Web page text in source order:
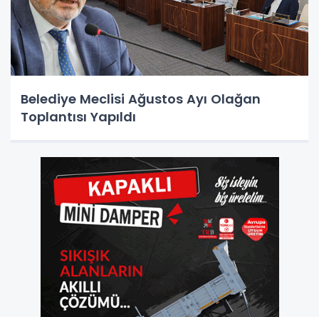
Belediye Meclisi Ağustos Ayı Olağan
Toplantısı Yapıldı